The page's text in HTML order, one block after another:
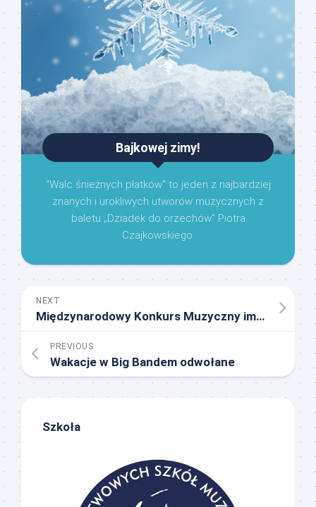
Bajkowej zimy!
"Walc śnieżnych płatków" to jeden z najbardziej
znanych i urokliwych utworów muzycznych z
baletu „Dziadek do orzechów” Piotra
Czajkowskiego.
NEXT
Międzynarodowy Konkurs Muzyczny im. Karola Szymanowskiego Katowice 2018 r
PREVIOUS
Wakacje w Big Bandem odwołane
Szkoła